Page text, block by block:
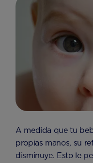
A medida que tu
propias manos, su
disminuye. Esto le